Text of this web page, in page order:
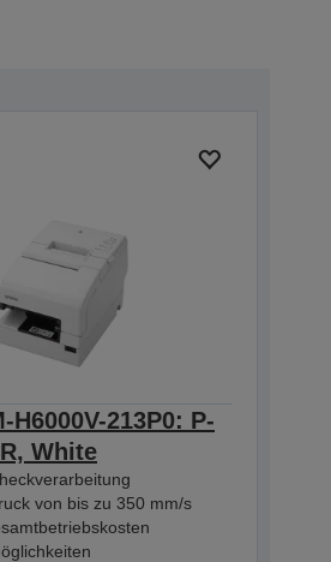
H6000V-213P0: P-
White
von bis zu 350 mm/s